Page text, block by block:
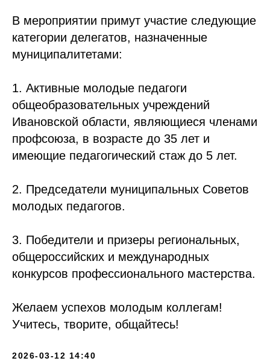
В мероприятии примут участие следующие
категории делегатов, назначенные
муниципалитетами:
1. Активные молодые педагоги
общеобразовательных учреждений
Ивановской области, являющиеся членами
профсоюза, в возрасте до 35 лет и
имеющие педагогический стаж до 5 лет.
2. Председатели муниципальных Советов
молодых педагогов.
3. Победители и призеры региональных,
общероссийских и международных
конкурсов профессионального мастерства.
Желаем успехов молодым коллегам!
Учитесь, творите, общайтесь!
2026-03-12 14:40